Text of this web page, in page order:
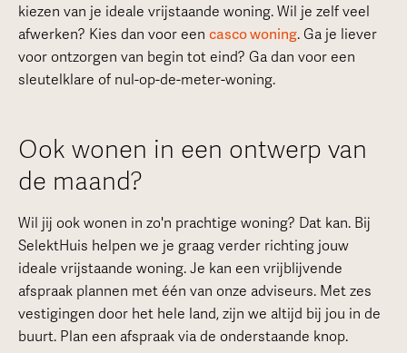
kiezen van je ideale vrijstaande woning. Wil je zelf veel
afwerken? Kies dan voor een casco woning. Ga je liever
voor ontzorgen van begin tot eind? Ga dan voor een
sleutelklare of nul-op-de-meter-woning.
Ook wonen in een ontwerp van
de maand?
Wil jij ook wonen in zo'n prachtige woning? Dat kan. Bij
SelektHuis helpen we je graag verder richting jouw
ideale vrijstaande woning. Je kan een vrijblijvende
afspraak plannen met één van onze adviseurs. Met zes
vestigingen door het hele land, zijn we altijd bij jou in de
buurt. Plan een afspraak via de onderstaande knop.